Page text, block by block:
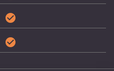
check_circle
check_circle